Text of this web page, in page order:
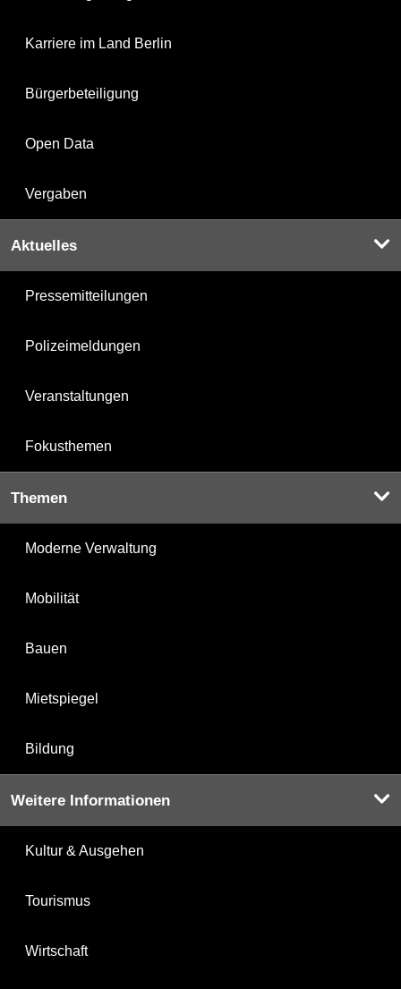
Karriere im Land Berlin
Bürgerbeteiligung
Open Data
Vergaben
Aktuelles
Pressemitteilungen
Polizeimeldungen
Veranstaltungen
Fokusthemen
Themen
Moderne Verwaltung
Mobilität
Bauen
Mietspiegel
Bildung
Weitere Informationen
Kultur & Ausgehen
Tourismus
Wirtschaft